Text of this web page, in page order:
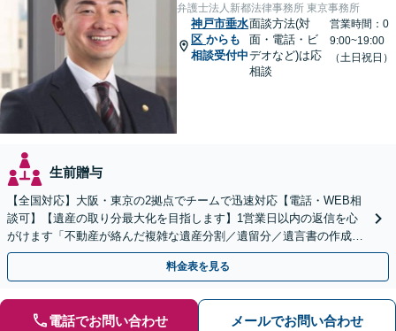
弁護士法人新都法律事務所 東京事務所
神戸市垂水
区 からも
相談受付中
面談方法(対
面・電話・ビ
デオなど)は応
相談
営業時間：0
9:00~19:00
（土日祝日）
生前贈与
【全国対応】大阪・東京の2拠点でチームで迅速対応【電話・WEB相
談可】【遺産の取り分最大化を目指します】1営業日以内の返信を心
がけます「不動産が絡んだ複雑な遺産分割／遺留分／遺言書の作成・
執行／事業承継など、お任せください」【休日相談あり】
料金表を見る
電話でお問い合わせ メールでお問い合わせ